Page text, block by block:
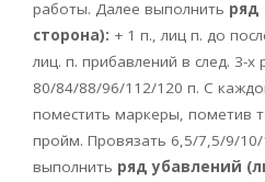
работы. Далее выполнить ряд
сторона): + 1 п., лиц п. до
лиц. п. прибавлений в след. 3-
80/84/88/96/112/120 п. С
поместить маркеры, пометив
пройм. Провязать 6,5/7,5/9/
выполнить ряд убавлений